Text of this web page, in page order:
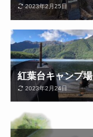
2023年2月25日
紅葉台キャンプ場
2023年2月24日